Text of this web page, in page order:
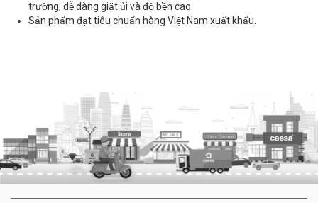
trường, dễ dàng giặt ủi và độ bền cao.
Sản phẩm đạt tiêu chuẩn hàng Việt Nam xuất khẩu.